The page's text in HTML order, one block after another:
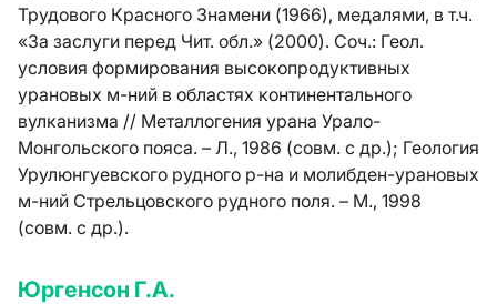
Трудового Красного Знамени (1966), медалями, в т.ч.
«За заслуги перед Чит. обл.» (2000). Соч.: Геол.
условия формирования высокопродуктивных
урановых м-ний в областях континентального
вулканизма // Металлогения урана Урало-
Монгольского пояса. – Л., 1986 (совм. с др.); Геология
Урулюнгуевского рудного р-на и молибден-урановых
м-ний Стрельцовского рудного поля. – М., 1998
(совм. с др.).
Юргенсон Г.А.